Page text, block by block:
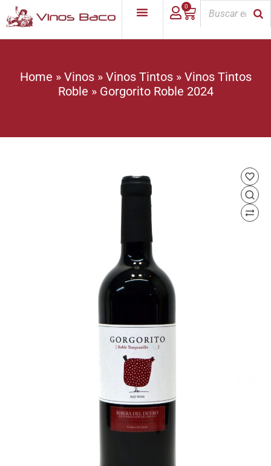
0
Home » Vinos» Vinos Tintos» Vinos Tintos
Roble » Gorgorito Roble 2024